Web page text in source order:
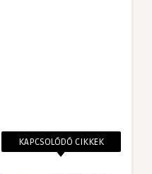
KAPCSOLÓDÓ CIKKEK